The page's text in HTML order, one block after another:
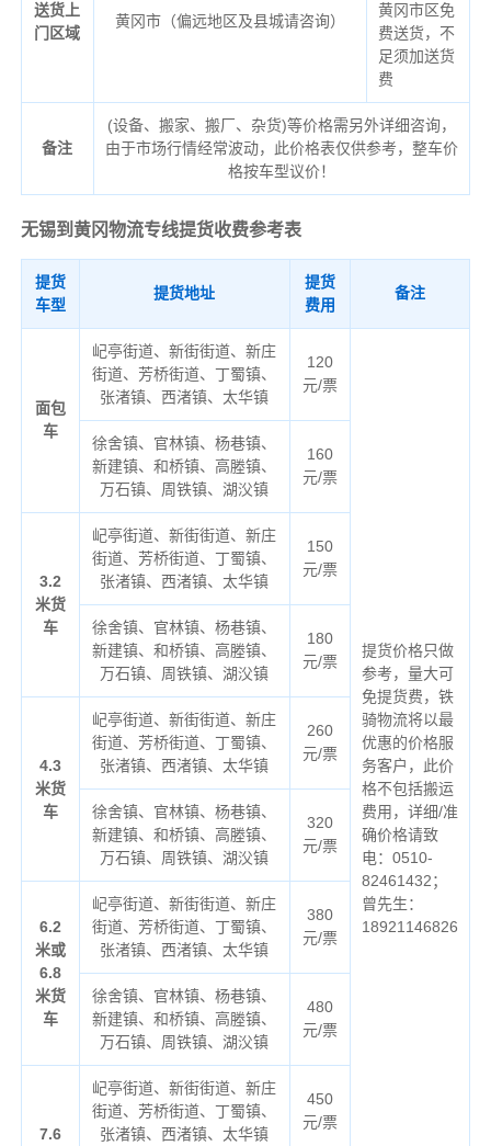
送货上
门区域
黄冈市（偏远地区及县城请咨询）
黄冈市区免
费送货，不
足须加送货
费
备注
(设备、搬家、搬厂、杂货)等价格需另外详细咨询，
由于市场行情经常波动，此价格表仅供参考，整车价
格按车型议价！
无锡到黄冈物流专线提货收费参考表
提货
车型
提货地址
提货
费用
备注
面包
车
屺亭街道、新街街道、新庄
街道、芳桥街道、丁蜀镇、
张渚镇、西渚镇、太华镇
120
元/票
提货价格只做
参考，量大可
免提货费，铁
骑物流将以最
优惠的价格服
务客户，此价
格不包括搬运
费用，详细/准
确价格请致
电：0510-
82461432；
曾先生：
18921146826
徐舍镇、官林镇、杨巷镇、
新建镇、和桥镇、高塍镇、
万石镇、周铁镇、湖㳇镇
160
元/票
3.2
米货
车
屺亭街道、新街街道、新庄
街道、芳桥街道、丁蜀镇、
张渚镇、西渚镇、太华镇
150
元/票
徐舍镇、官林镇、杨巷镇、
新建镇、和桥镇、高塍镇、
万石镇、周铁镇、湖㳇镇
180
元/票
4.3
米货
车
屺亭街道、新街街道、新庄
街道、芳桥街道、丁蜀镇、
张渚镇、西渚镇、太华镇
260
元/票
徐舍镇、官林镇、杨巷镇、
新建镇、和桥镇、高塍镇、
万石镇、周铁镇、湖㳇镇
320
元/票
6.2
米或
6.8
米货
车
屺亭街道、新街街道、新庄
街道、芳桥街道、丁蜀镇、
张渚镇、西渚镇、太华镇
380
元/票
徐舍镇、官林镇、杨巷镇、
新建镇、和桥镇、高塍镇、
万石镇、周铁镇、湖㳇镇
480
元/票
7.6
屺亭街道、新街街道、新庄
街道、芳桥街道、丁蜀镇、
张渚镇、西渚镇、太华镇
450
元/票